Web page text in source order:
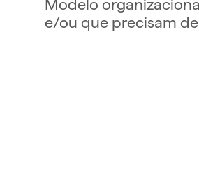
e/ou que precisam